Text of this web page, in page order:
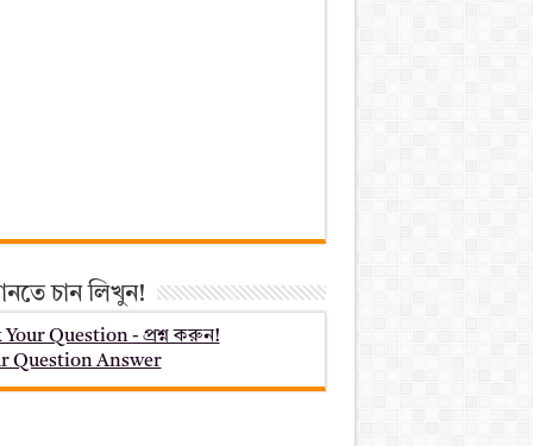
চান লিখুন!
Your Question - প্রশ্ন করুন!
Question Answer